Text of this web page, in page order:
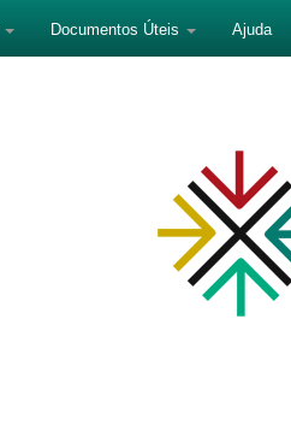
Documentos Úteis Ajuda